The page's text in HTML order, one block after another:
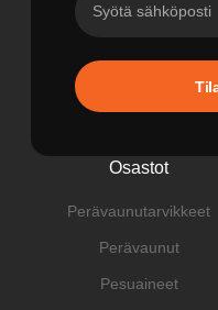
Osastot
Perävaunutarvikkeet
Perävaunut
Pesuaineet